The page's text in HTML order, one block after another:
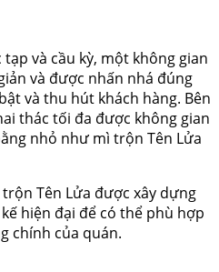
và cầu kỳ, một không gian
và được nhấn nhá đúng
và thu hút khách hàng. Bên
thác tối đa được không gian
nhỏ như mì trộn Tên Lửa
Tên Lửa được xây dựng
hiện đại để có thể phù hợp
chính của quán.